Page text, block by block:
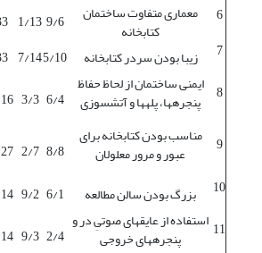
6
معماری متفاوت ساختمان
کتابخانه 9/6
1/13
7
زیبا بودن سردر کتابخانه 5/10
7/14
8 ایمنی ساختمان از لحاظ حفاظ
پنجره‏ها، پله‏ها و آتش‏سوزی 6/4
3/3
9
مناسب بودن کتابخانه برای
عبور و مرور معلولان 8/8
2/7
10
بزرگ بودن سالن مطالعه 6/1
9/2
11 استفاده از عایق‏های صوتیِ در و
پنجره‏های خروجی 2/4
9/3